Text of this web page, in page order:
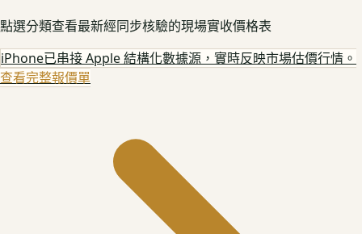
點選分類查看最新經同步核驗的現場實收價格表
iPhone已串接 Apple 結構化數據源，實時反映市場估價行情。
查看完整報價單